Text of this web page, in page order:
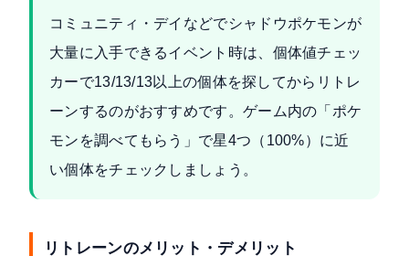
コミュニティ・デイなどでシャドウポケモンが
大量に入手できるイベント時は、個体値チェッ
カーで13/13/13以上の個体を探してからリトレ
ーンするのがおすすめです。ゲーム内の「ポケ
モンを調べてもらう」で星4つ（100%）に近
い個体をチェックしましょう。
リトレーンのメリット・デメリット